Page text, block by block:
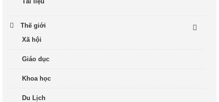
Thế giới
Xã hội
Giáo dục
Khoa học
Du Lịch